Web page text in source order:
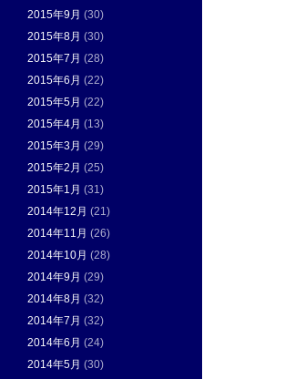
2015年9月 (30)
2015年8月 (30)
2015年7月 (28)
2015年6月 (22)
2015年5月 (22)
2015年4月 (13)
2015年3月 (29)
2015年2月 (25)
2015年1月 (31)
2014年12月 (21)
2014年11月 (26)
2014年10月 (28)
2014年9月 (29)
2014年8月 (32)
2014年7月 (32)
2014年6月 (24)
2014年5月 (30)